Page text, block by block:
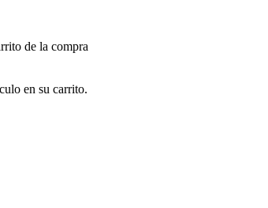
de la compra
en su carrito.